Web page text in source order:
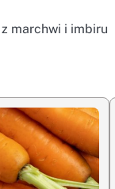
marchwi i imbiru